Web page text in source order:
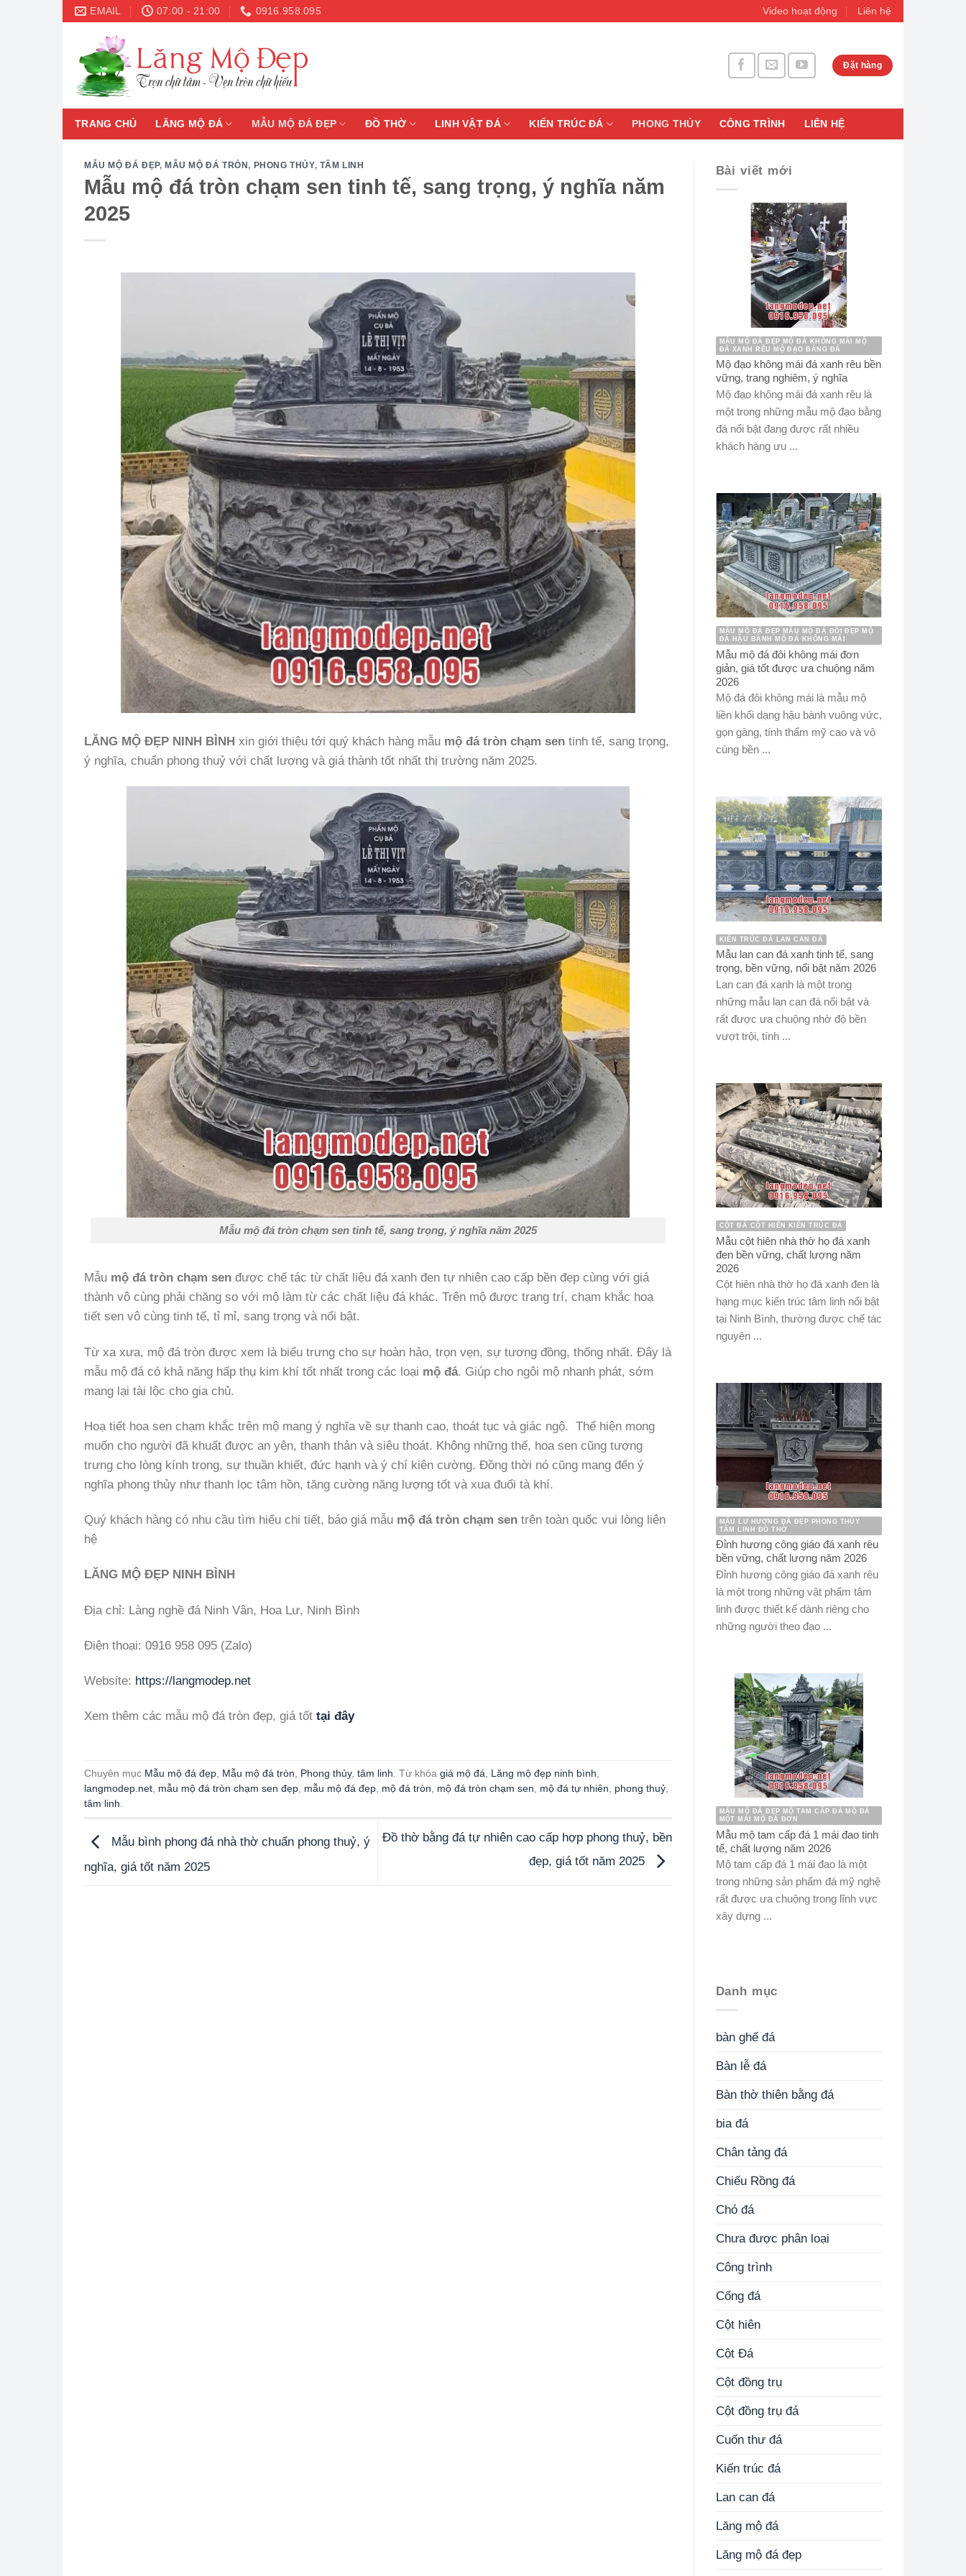
Skip
content
EMAIL 07:00 - 21:00 0916.958.095 Video hoạt động Liên hệ
Đặt hàng
TRANG CHỦ LĂNG MỘ ĐÁ MẪU MỘ ĐÁ ĐẸP ĐỒ THỜ LINH VẬT ĐÁ KIẾN TRÚC ĐÁ PHONG THỦY CÔNG TRÌNH LIÊN HỆ
MẪU MỘ ĐÁ ĐẸP, MẪU MỘ ĐÁ TRÒN , PHONG THỦY, TÂM LINH
Mẫu mộ đá tròn chạm sen tinh tế, sang trọng, ý nghĩa năm
2025
LĂNG MỘ ĐẸP NINH BÌNH xin giới thiệu tới quý khách hàng mẫu mộ đá tròn chạm sen tinh tế, sang trọng,
ý nghĩa, chuẩn phong thuỷ với chất lượng và giá thành tốt nhất thị trường năm 2025.
Mẫu mộ đá tròn chạm sen tinh tế, sang trọng, ý nghĩa năm 2025
Mẫu mộ đá tròn chạm sen được chế tác từ chất liệu đá xanh đen tự nhiên cao cấp bền đẹp cùng với giá
thành vô cùng phải chăng so với mộ làm từ các chất liệu đá khác. Trên mộ được trang trí, chạm khắc hoạ
tiết sen vô cùng tinh tế, tỉ mỉ, sang trọng và nổi bật.
Từ xa xưa, mộ đá tròn được xem là biểu trưng cho sự hoàn hảo, trọn vẹn, sự tương đồng, thống nhất. Đây là
mẫu mộ đá có khả năng hấp thụ kim khí tốt nhất trong các loại mộ đá. Giúp cho ngôi mộ nhanh phát, sớm
mang lại tài lộc cho gia chủ.
Hoạ tiết hoa sen chạm khắc trên mộ mang ý nghĩa về sự thanh cao, thoát tục và giác ngộ. Thể hiện mong
muốn cho người đã khuất được an yên, thanh thản và siêu thoát. Không những thế, hoa sen cũng tượng
trưng cho lòng kính trọng, sự thuần khiết, đức hạnh và ý chí kiên cường. Đồng thời nó cũng mang đến ý
nghĩa phong thủy như thanh lọc tâm hồn, tăng cường năng lượng tốt và xua đuổi tà khí.
Quý khách hàng có nhu cầu tìm hiểu chi tiết, báo giá mẫu mộ đá tròn chạm sen trên toàn quốc vui lòng liên
hệ
LĂNG MỘ ĐẸP NINH BÌNH
Địa chỉ: Làng nghề đá Ninh Vân, Hoa Lư, Ninh Bình
Điện thoại: 0916 958 095 (Zalo)
Website: https://langmodep.net
Xem thêm các mẫu mộ đá tròn đẹp, giá tốt tại đây
Chuyên mục Mẫu mộ đá đẹp, Mẫu mộ đá tròn, Phong thủy, tâm linh. Từ khóa giá mộ đá, Lăng mộ đẹp ninh bình,
langmodep.net, mẫu mộ đá tròn chạm sen đẹp, mẫu mộ đá đẹp, mộ đá tròn, mộ đá tròn chạm sen, mộ đá tự nhiên, phong thuỷ,
tâm linh.
Mẫu bình phong đá nhà thờ chuẩn phong thuỷ, ý
nghĩa, giá tốt năm 2025
Đồ thờ bằng đá tự nhiên cao cấp hợp phong thuỷ, bền
đẹp, giá tốt năm 2025
Bài viết mới
MẪU MỘ ĐÁ ĐẸP MỘ ĐÁ KHÔNG MÁI MỘ
ĐÁ XANH RÊU MỘ ĐẠO BẰNG ĐÁ
Mộ đạo không mái đá xanh rêu bền
vững, trang nghiêm, ý nghĩa
Mộ đạo không mái đá xanh rêu là
một trong những mẫu mộ đạo bằng
đá nổi bật đang được rất nhiều
khách hàng ưu ...
MẪU MỘ ĐÁ ĐẸP MẪU MỘ ĐÁ ĐÔI ĐẸP MỘ
ĐÁ HẬU BÀNH MỘ ĐÁ KHÔNG MÁI
Mẫu mộ đá đôi không mái đơn
giản, giá tốt được ưa chuộng năm
2026
Mộ đá đôi không mái là mẫu mộ
liền khối dạng hậu bành vuông vức,
gọn gàng, tính thẩm mỹ cao và vô
cùng bền ...
KIẾN TRÚC ĐÁ LAN CAN ĐÁ
Mẫu lan can đá xanh tinh tế, sang
trọng, bền vững, nổi bật năm 2026
Lan can đá xanh là một trong
những mẫu lan can đá nổi bật và
rất được ưa chuộng nhờ độ bền
vượt trội, tính ...
CỘT ĐÁ CỘT HIÊN KIẾN TRÚC ĐÁ
Mẫu cột hiên nhà thờ họ đá xanh
đen bền vững, chất lượng năm
2026
Cột hiên nhà thờ họ đá xanh đen là
hạng mục kiến trúc tâm linh nổi bật
tại Ninh Bình, thường được chế tác
nguyên ...
MẪU LƯ HƯƠNG ĐÁ ĐẸP PHONG THỦY
TÂM LINH ĐỒ THỜ
Đỉnh hương công giáo đá xanh rêu
bền vững, chất lượng năm 2026
Đỉnh hương công giáo đá xanh rêu
là một trong những vật phẩm tâm
linh được thiết kế dành riêng cho
những người theo đạo ...
MẪU MỘ ĐÁ ĐẸP MỘ TAM CẤP ĐÁ MỘ ĐÁ
MỘT MÁI MỘ ĐÁ ĐƠN
Mẫu mộ tam cấp đá 1 mái đao tinh
tế, chất lượng năm 2026
Mộ tam cấp đá 1 mái đao là một
trong những sản phẩm đá mỹ nghệ
rất được ưa chuộng trong lĩnh vực
xây dựng ...
Danh mục
bàn ghế đá
Bàn lễ đá
Bàn thờ thiên bằng đá
bia đá
Chân tảng đá
Chiếu Rồng đá
Chó đá
Chưa được phân loại
Công trình
Cổng đá
Cột hiên
Cột Đá
Cột đồng trụ
Cột đồng trụ đá
Cuốn thư đá
Kiến trúc đá
Lan can đá
Lăng mộ đá
Lăng mộ đá đẹp